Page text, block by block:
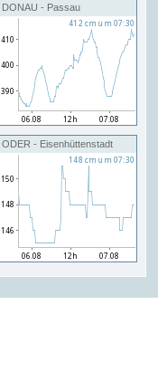
DONAU - Passau
ODER - Eisenhüttenstadt